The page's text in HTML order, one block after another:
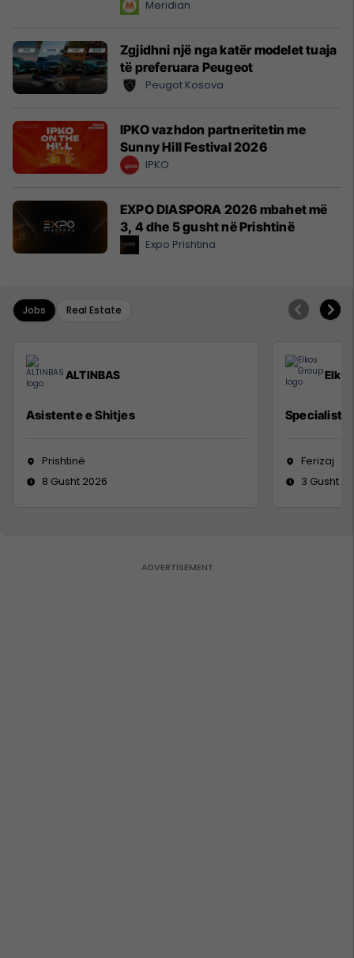
Meridian
Zgjidhni një nga katër modelet tuaja
të preferuara Peugeot
Peugot Kosova
IPKO vazhdon partneritetin me
Sunny Hill Festival 2026
IPKO
EXPO DIASPORA 2026 mbahet më
3, 4 dhe 5 gusht në Prishtinë
Expo Prishtina
Jobs Real Estate
ALTINBAS
Asistente e Shitjes
Prishtinë
8 Gusht 2026
Specialist
Ferizaj
3 Gusht